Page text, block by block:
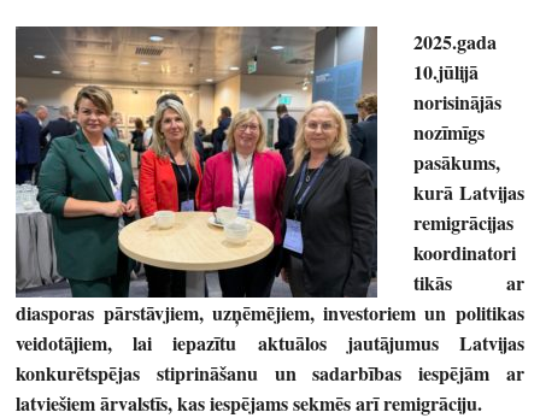
2025.gada
10.jūlijā
norisinājās
nozīmīgs
pasākums,
kurā Latvijas
remigrācijas
koordinatori
tikās ar
diasporas pārstāvjiem, uzņēmējiem, investoriem un politikas
veidotājiem, lai iepazītu aktuālos jautājumus Latvijas
konkurētspējas stiprināšanu un sadarbības iespējām ar
latviešiem ārvalstīs, kas iespējams sekmēs arī remigrāciju.